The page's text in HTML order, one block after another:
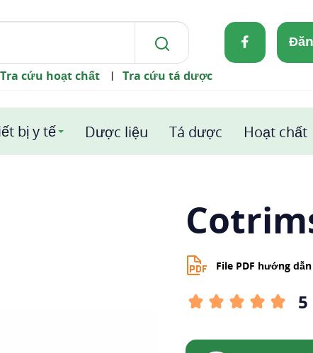
Tra cứu hoạt chất | Tra cứu tá dược
bị y tế Dược liệu Tá dược Hoạt chất
File PDF hướng
5